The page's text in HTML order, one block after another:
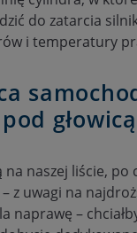
do zatarcia
i temperatury
głowicą
naszej liście, po
z uwagi na
naprawę –